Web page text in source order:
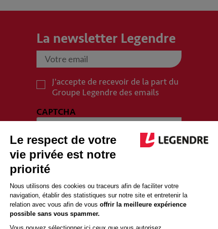
La newsletter Legendre
J'accepte de recevoir de la part du
Groupe Legendre des emails
CAPTCHA